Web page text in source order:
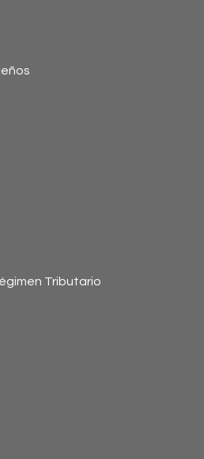
Tributario